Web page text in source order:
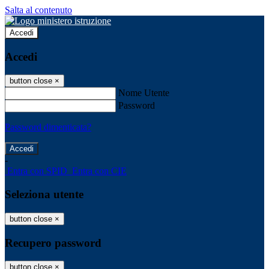
Salta al contenuto
Accedi
Accedi
button close ×
Nome Utente
Password
Password dimenticata?
-
Entra con SPID Entra con CIE
Seleziona utente
button close ×
Recupero password
button close ×